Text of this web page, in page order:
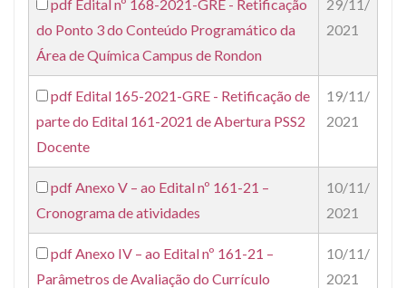
pdf Edital nº 168-2021-GRE - Retificação
do Ponto 3 do Conteúdo Programático da
Área de Química Campus de Rondon
29/11/
2021
pdf Edital 165-2021-GRE - Retificação de
parte do Edital 161-2021 de Abertura PSS2
Docente
19/11/
2021
pdfAnexo V – ao Edital nº 161-21 –
Cronograma de atividades
10/11/
2021
pdfAnexo IV – ao Edital nº 161-21 –
Parâmetros de Avaliação do Currículo
10/11/
2021